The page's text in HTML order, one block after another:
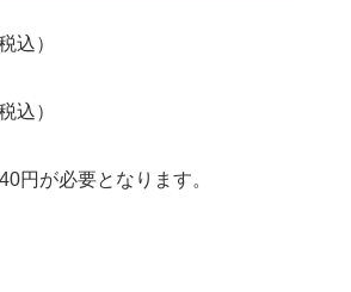
込）
込）
円が必要となります。